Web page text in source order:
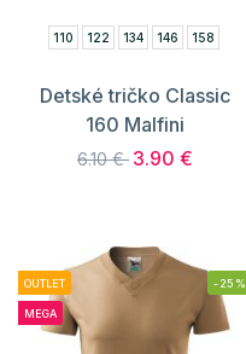
110 122 134 146 158
Detské tričko Classic
160 Malfini
6.10 € 3.90 €
OUTLET
MEGA
-25%